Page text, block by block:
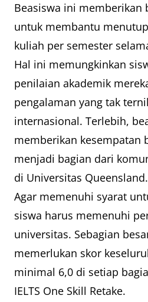
Beasiswa ini memberikan
untuk membantu
kuliah per semester
Hal ini memungkinkan
penilaian akademik
pengalaman yang tak
internasional. Terlebih,
memberikan kesempatan
menjadi bagian dari
di Universitas Queensland.
Agar memenuhi syarat
siswa harus memenuhi
universitas. Sebagian
memerlukan skor
minimal 6,0 di setiap
IELTS One Skill Retake.